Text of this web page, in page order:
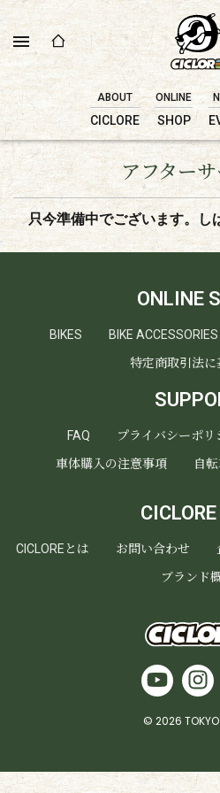
ABOUT
CICLORE
ONLINE
SHOP
アフター
只今準備中でございます。し
ONLINE
BIKES BIKE ACCESSORIES
特定商取引法に
FAQ プライバシーポリ
車体購入の注意事項
自
CICLOREとは お問い合わせ
ブランド
© 2026